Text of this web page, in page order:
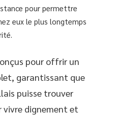
pour permettre
eux le plus longtemps
pour offrir un
garantissant que
puisse trouver
vivre dignement et